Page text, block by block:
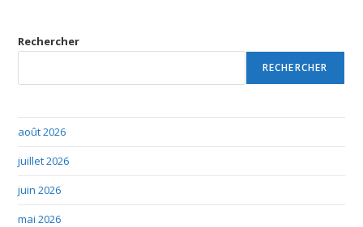
Rechercher
RECHERCHER
août 2026
juillet 2026
juin 2026
mai 2026